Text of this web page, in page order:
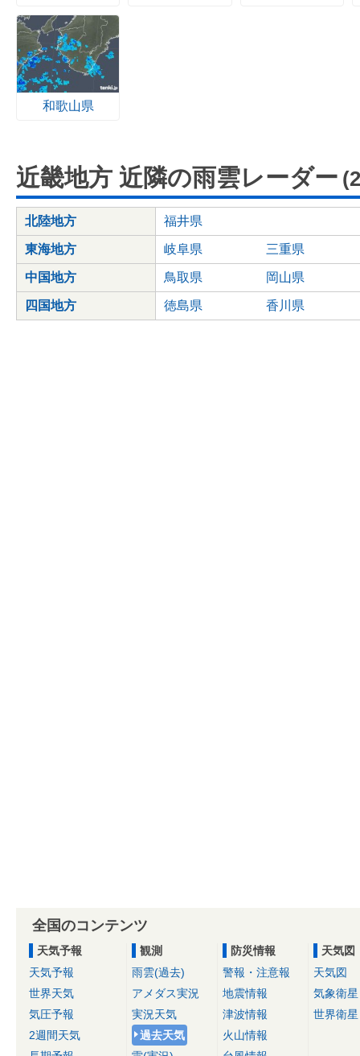
和歌山県
近畿地方 近隣の雨雲レーダー
北陸地方 福井県
東海地方 岐阜県 三重県
中国地方 鳥取県 岡山県
四国地方 徳島県 香川県
全国のコンテンツ
天気予報
天気予報
世界天気
気圧予報
2週間天気
観測
雨雲(過去)
アメダス実況
実況天気
過去天気
防災情報
警報・注意報
地震情報
津波情報
火山情報
天気図
天気図
気象衛星
世界衛星